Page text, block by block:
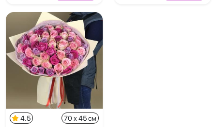
4.5 70 x 45 см